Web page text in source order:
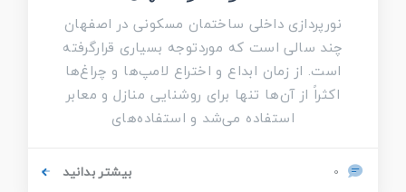
نورپردازی داخلی ساختمان مسکونی در اصفهان
چند سالی است که موردتوجه بسیاری قرارگرفته
است. از زمان ابداع و اختراع لامپ‌ها و چراغ‌ها
اکثراً از آ‌ن‌ها تنها برای روشنایی منازل و معابر
استفاده می‌شد و استفاده‌های
0 بیشتر بدانید